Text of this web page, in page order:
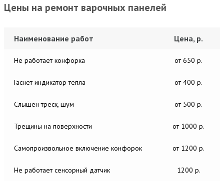
Цены на ремонт варочных панелей
Наименование работ Цена, р.
Не работает конфорка от 650 р.
Гаснет индикатор тепла от 400 р.
Слышен треск, шум от 500 р.
Трещины на поверхности от 1000 р.
Самопроизвольное включение конфорок от 1200 р.
Не работает сенсорный датчик 1200 р.